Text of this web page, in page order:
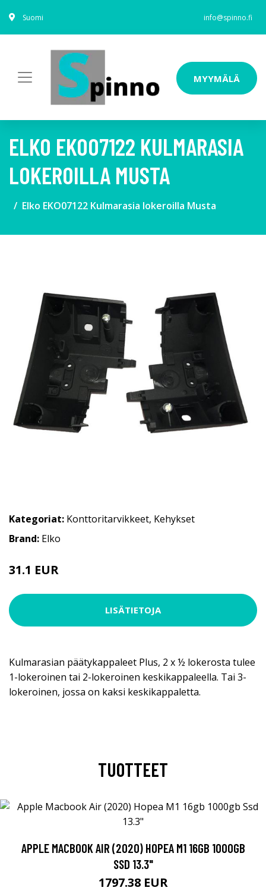
Suomi info@spinno.fi
MYYMÄLÄ
ELKO EKO07122 KULMARASIA
LOKEROILLA MUSTA
Elko EKO07122 Kulmarasia lokeroilla Musta
Kategoriat: Konttoritarvikkeet, Kehykset
Brand: Elko
31.1 EUR
LISÄTIETOJA
Kulmarasian päätykappaleet Plus, 2 x ½ lokerosta tulee
1-lokeroinen tai 2-lokeroinen keskikappaleella. Tai 3-
lokeroinen, jossa on kaksi keskikappaletta.
TUOTTEET
APPLE MACBOOK AIR (2020) HOPEA M1 16GB 1000GB
SSD 13.3"
1797.38 EUR